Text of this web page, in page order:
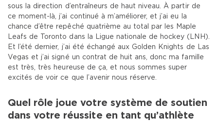
sous la direction d’entraîneurs de haut niveau. À partir de
ce moment-là, j’ai continué à m’améliorer, et j’ai eu la
chance d’être repêché quatrième au total par les Maple
Leafs de Toronto dans la Ligue nationale de hockey (LNH).
Et l’été dernier, j’ai été échangé aux Golden Knights de Las
Vegas et j’ai signé un contrat de huit ans, donc ma famille
est très, très heureuse de ça, et nous sommes super
excités de voir ce que l’avenir nous réserve.
Quel rôle joue votre système de soutien
dans votre réussite en tant qu’athlète